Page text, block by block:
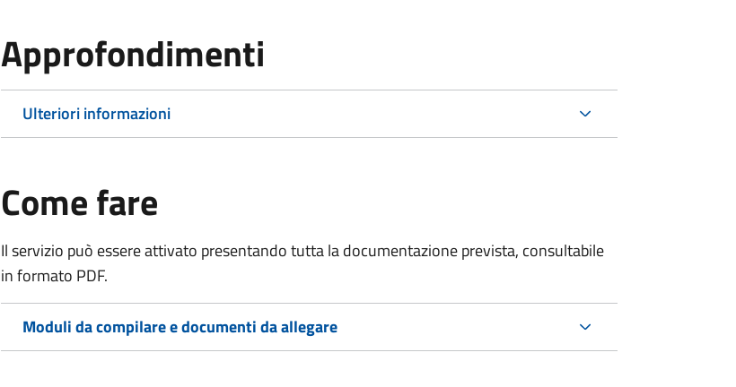
Approfondimenti
Ulteriori informazioni
Come fare
Il servizio può essere attivato presentando tutta la documentazione prevista, consultabile
in formato PDF.
Moduli da compilare e documenti da allegare